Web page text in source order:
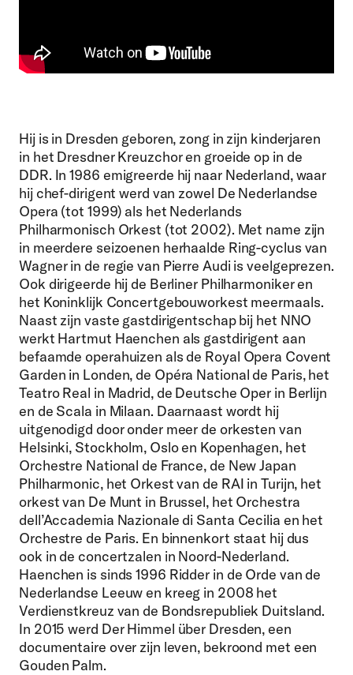
Hij is in Dresden geboren, zong in zijn kinderjaren
in het Dresdner Kreuzchor en groeide op in de
DDR. In 1986 emigreerde hij naar Nederland, waar
hij chef-dirigent werd van zowel De Nederlandse
Opera (tot 1999) als het Nederlands
Philharmonisch Orkest (tot 2002). Met name zijn
in meerdere seizoenen herhaalde Ring-cyclus van
Wagner in de regie van Pierre Audi is veelgeprezen.
Ook dirigeerde hij de Berliner Philharmoniker en
het Koninklijk Concertgebouworkest meermaals.
Naast zijn vaste gastdirigentschap bij het NNO
werkt Hartmut Haenchen als gastdirigent aan
befaamde operahuizen als de Royal Opera Covent
Garden in Londen, de Opéra National de Paris, het
Teatro Real in Madrid, de Deutsche Oper in Berlijn
en de Scala in Milaan. Daarnaast wordt hij
uitgenodigd door onder meer de orkesten van
Helsinki, Stockholm, Oslo en Kopenhagen, het
Orchestre National de France, de New Japan
Philharmonic, het Orkest van de RAI in Turijn, het
orkest van De Munt in Brussel, het Orchestra
dell’Accademia Nazionale di Santa Cecilia en het
Orchestre de Paris. En binnenkort staat hij dus
ook in de concertzalen in Noord-Nederland.
Haenchen is sinds 1996 Ridder in de Orde van de
Nederlandse Leeuw en kreeg in 2008 het
Verdienstkreuz van de Bondsrepubliek Duitsland.
In 2015 werd Der Himmel über Dresden, een
documentaire over zijn leven, bekroond met een
Gouden Palm.